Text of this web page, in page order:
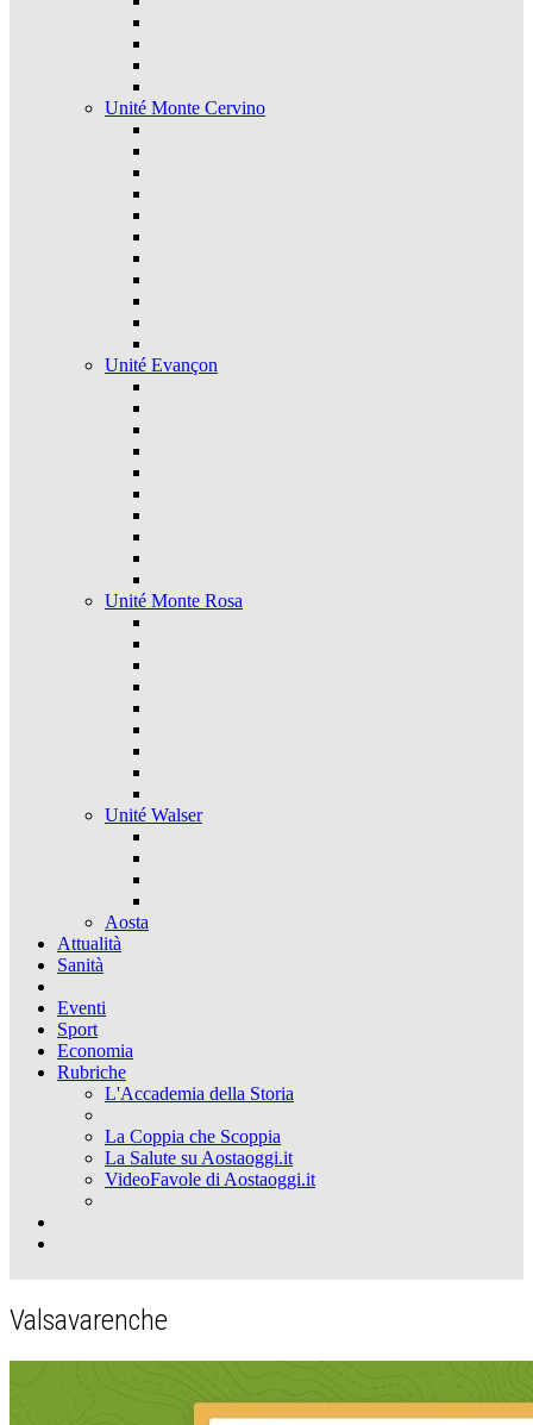
Unité Monte Cervino
Unité Evançon
Unité Monte Rosa
Unité Walser
Aosta
Attualità
Sanità
Eventi
Sport
Economia
Rubriche
L'Accademia della Storia
La Coppia che Scoppia
La Salute su Aostaoggi.it
VideoFavole di Aostaoggi.it
Valsavarenche